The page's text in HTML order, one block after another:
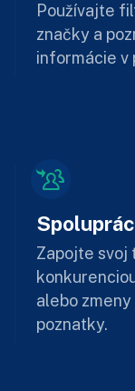
Používajte
značky a
informácie v
Zapojte svoj
alebo
poznatky.